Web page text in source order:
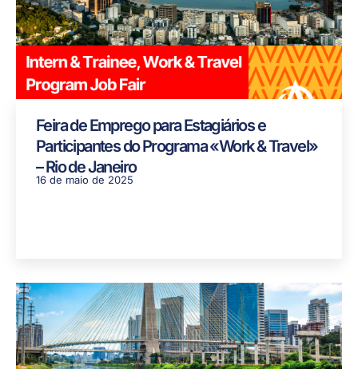
Feira de Emprego para Estagiários e
Participantes do Programa «Work & Travel»
– Rio de Janeiro
16 de maio de 2025